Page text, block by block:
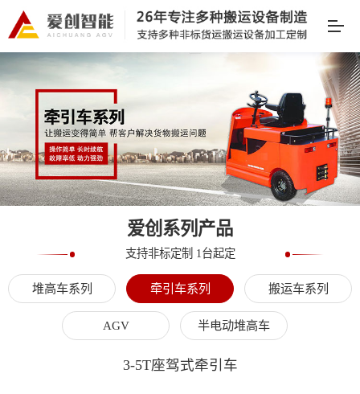
爱创系列产品
支持非标定制 1台起定
堆高车系列 牵引车系列 搬运车系列
AGV 半电动堆高车
3-5T座驾式牵引车